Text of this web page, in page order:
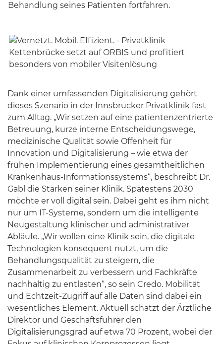
Behandlung seines Patienten fortfahren.
Dank einer umfassenden Digitalisierung gehört
dieses Szenario in der Innsbrucker Privatklinik fast
zum Alltag. „Wir setzen auf eine patientenzentrierte
Betreuung, kurze interne Entscheidungswege,
medizinische Qualität sowie Offenheit für
Innovation und Digitalisierung – wie etwa der
frühen Implementierung eines gesamtheitlichen
Krankenhaus-Informationssystems“, beschreibt Dr.
Gabl die Stärken seiner Klinik. Spätestens 2030
möchte er voll digital sein. Dabei geht es ihm nicht
nur um IT-Systeme, sondern um die intelligente
Neugestaltung klinischer und administrativer
Abläufe. „Wir wollen eine Klinik sein, die digitale
Technologien konsequent nutzt, um die
Behandlungsqualität zu steigern, die
Zusammenarbeit zu verbessern und Fachkräfte
nachhaltig zu entlasten“, so sein Credo. Mobilität
und Echtzeit-Zugriff auf alle Daten sind dabei ein
wesentliches Element. Aktuell schätzt der Ärztliche
Direktor und Geschäftsführer den
Digitalisierungsgrad auf etwa 70 Prozent, wobei der